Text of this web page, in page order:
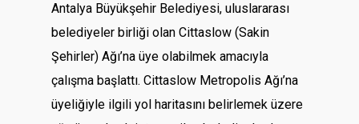
Antalya Büyükşehir Belediyesi, uluslararası
belediyeler birliği olan Cittaslow (Sakin
Şehirler) Ağı’na üye olabilmek amacıyla
çalışma başlattı. Cittaslow Metropolis Ağı’na
üyeliğiyle ilgili yol haritasını belirlemek üzere